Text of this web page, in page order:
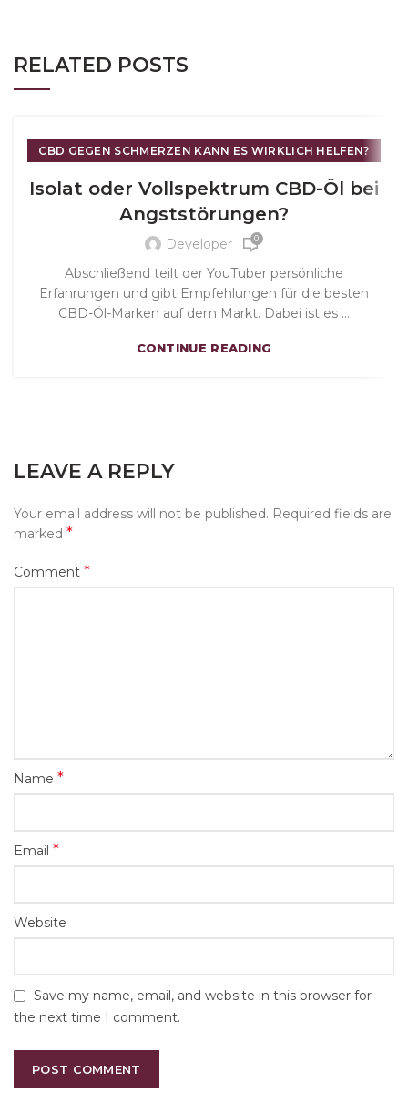
RELATED POSTS
CBD GEGEN SCHMERZEN KANN ES WIRKLICH HELFEN?
Isolat oder Vollspektrum CBD-Öl bei
Angststörungen?
Developer 0
Abschließend teilt der YouTuber persönliche
Erfahrungen und gibt Empfehlungen für die besten
CBD-Öl-Marken auf dem Markt. Dabei ist es ...
CONTINUE READING
LEAVE A REPLY
Your email address will not be published. Required fields are
marked *
Comment *
Name *
Email *
Website
Save my name, email, and website in this browser for
the next time I comment.